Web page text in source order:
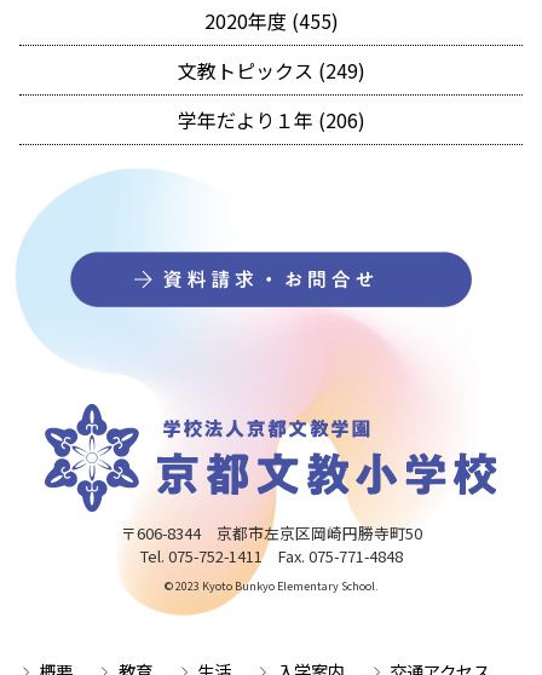
2020年度 (455)
文教トピックス (249)
学年だより１年 (206)
〒606-8344 京都市左京区岡崎円勝寺町50
Tel. 075-752-1411 Fax. 075-771-4848
© 2023 Kyoto Bunkyo Elementary School.